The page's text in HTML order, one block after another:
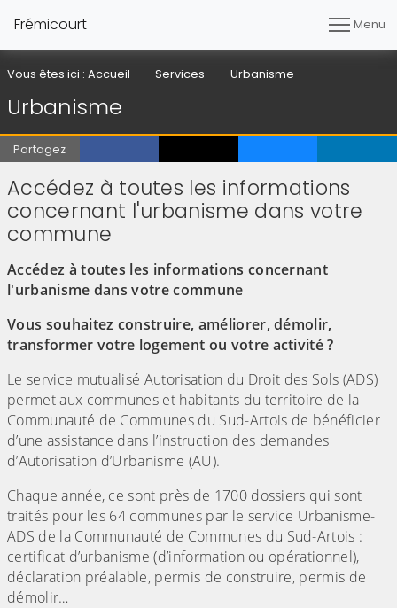
Frémicourt Menu
Vous êtes ici : Accueil Services Urbanisme
Urbanisme
Partagez
Accédez à toutes les informations
concernant l'urbanisme dans votre
commune
Accédez à toutes les informations concernant
l'urbanisme dans votre commune
Vous souhaitez construire, améliorer, démolir,
transformer votre logement ou votre activité ?
Le service mutualisé Autorisation du Droit des Sols (ADS)
permet aux communes et habitants du territoire de la
Communauté de Communes du Sud-Artois de bénéficier
d’une assistance dans l’instruction des demandes
d’Autorisation d’Urbanisme (AU).
Chaque année, ce sont près de 1700 dossiers qui sont
traités pour les 64 communes par le service Urbanisme-
ADS de la Communauté de Communes du Sud-Artois :
certificat d’urbanisme (d’information ou opérationnel),
déclaration préalable, permis de construire, permis de
démolir…